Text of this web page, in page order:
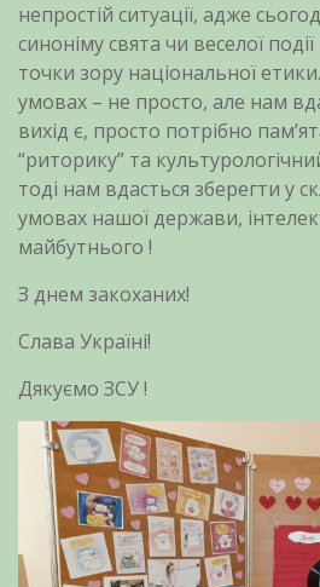
непростій ситуації, адже
синоніму свята чи веселої
точки зору національної
умовах – не просто, але нам
вихід є, просто потрібно
“риторику” та
тоді нам вдасться зберегти у
умовах нашої держави,
майбутнього !
З днем закоханих!
Слава Україні!
Дякуємо ЗСУ !